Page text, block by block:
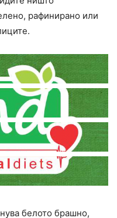
рафинирано или
белото брашно,